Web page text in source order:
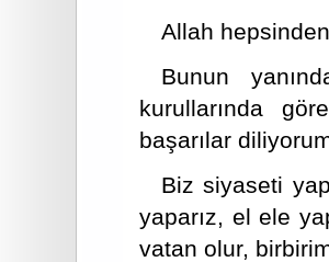
Allah
Bunun
kurullarında
başarılar
Biz siyaseti
yaparız, el ele
vatan olur,